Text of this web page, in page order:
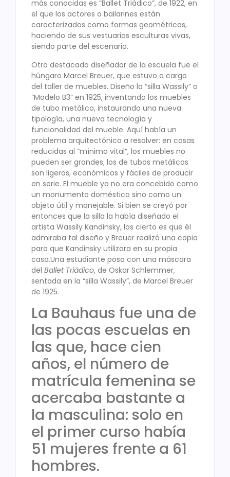
más conocidas es “Ballet Triádico”, de 1922, en
el que los actores o bailarines están
caracterizados como formas geométricas,
haciendo de sus vestuarios esculturas vivas,
siendo parte del escenario.
Otro destacado diseñador de la escuela fue el
húngaro Marcel Breuer, que estuvo a cargo
del taller de muebles. Diseño la “silla Wassily” o
“Modelo B3” en 1925, inventando los muebles
de tubo metálico, instaurando una nueva
tipología, una nueva tecnología y
funcionalidad del mueble. Aquí había un
problema arquitectónico a resolver: en casas
reducidas al “mínimo vital”, los muebles no
pueden ser grandes; los de tubos metálicos
son ligeros, económicos y fáciles de producir
en serie. El mueble ya no era concebido como
un monumento doméstico sino como un
objeto útil y manejable. Si bien se creyó por
entonces que la silla la había diseñado el
artista Wassily Kandinsky, los cierto es que él
admiraba tal diseño y Breuer realizó una copia
para que Kandinsky utilizara en su propia
casa.Una estudiante posa con una máscara
del Ballet Triádico, de Oskar Schlemmer,
sentada en la “silla Wassily”, de Marcel Breuer
de 1925.
La Bauhaus fue una de
las pocas escuelas en
las que, hace cien
años, el número de
matrícula femenina se
acercaba bastante a
la masculina: solo en
el primer curso había
51 mujeres frente a 61
hombres.